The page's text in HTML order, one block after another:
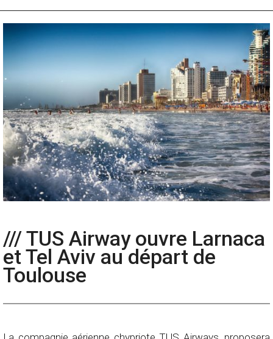
/// TUS Airway ouvre Larnaca
et Tel Aviv au départ de
Toulouse